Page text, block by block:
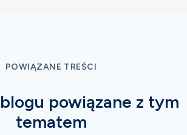
POWIĄZANE TREŚCI
powiązane z tym
tematem